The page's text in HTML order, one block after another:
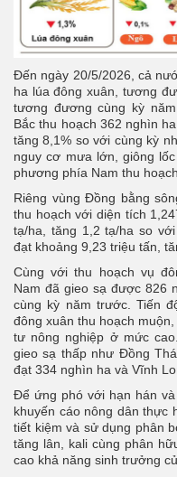
Đến ngày 20/5/2026, cả
ha lúa đông xuân, tương
tương đương cùng kỳ
Bắc thu hoạch 362 nghìn
tăng 8,1% so với cùng kỳ
nguy cơ mưa lớn, giông
phương phía Nam thu
Riêng vùng Đồng bằng
thu hoạch với diện tích
tạ/ha, tăng 1,2 tạ/ha so
đạt khoảng 9,23 triệu tấn,
Cùng với thu hoạch vụ
Nam đã gieo sạ được 826
cùng kỳ năm trước. Tiến
đông xuân thu hoạch
tư nông nghiệp ở mức
gieo sạ thấp như Đồng
đạt 334 nghìn ha và Vĩnh
Để ứng phó với hạn hán
khuyến cáo nông dân thực
tiết kiệm và sử dụng phân
tăng lân, kali cùng phân
cao khả năng sinh trưởng